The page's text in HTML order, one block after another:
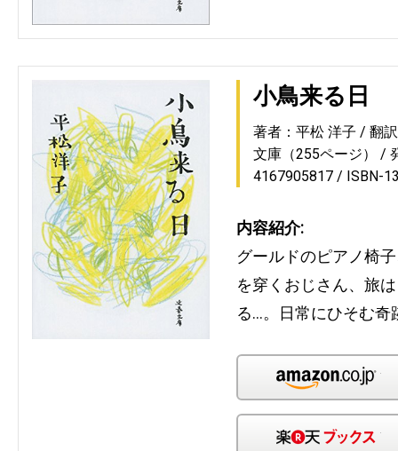
小鳥来る日
著者：平松 洋子
翻
文庫（255ページ）
4167905817
ISBN-
内容紹介:
グールドのピアノ椅
を穿くおじさん、旅
る…。日常にひそむ奇